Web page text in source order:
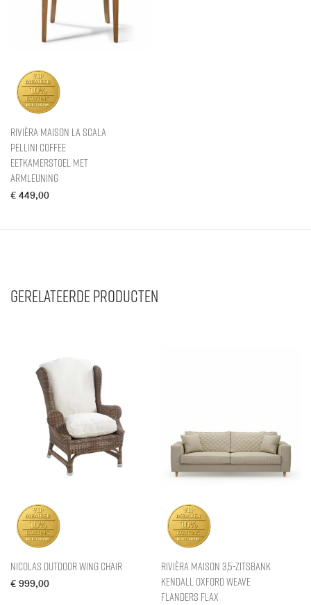
Rivièra Maison La Scala
Pellini Coffee
Eetkamerstoel met
armleuning
€ 449,00
Gerelateerde producten
Nicolas Outdoor Wing Chair
€ 999,00
Rivièra Maison 3,5-zitsbank
Kendall Oxford Weave
Flanders Flax